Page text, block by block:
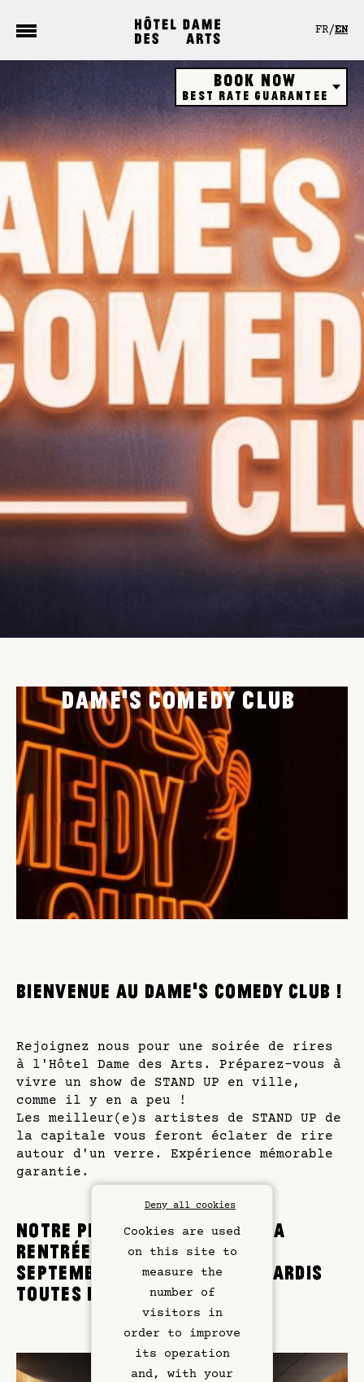
FR EN
Book now
Best rate guarantee
Hôtel
Restaurant
Rooftop bar
Gift vouchers
Rooms & Suites
DAME'S COMEDY CLUB
BIENVENUE AU DAME'S COMEDY CLUB !
Rejoignez nous pour une soirée de rires
à l'Hôtel Dame des Arts. Préparez-vous à
vivre un show de STAND UP en ville,
comme il y en a peu !
Les meilleur(e)s artistes de STAND UP de
la capitale vous feront éclater de rire
autour d'un verre. Expérience mémorable
garantie.
NOTRE PREMIÈRE ÉDITION DE LA
RENTRÉE 2024 AURA LIEU LE 3
SEPTEMBRE, PUIS TOUS LES MARDIS
TOUTES LES DEUX SEMAINES !
Cookies are used
on this site to
measure the
number of
visitors in
order to improve
its operation
and, with your
Deny all cookies